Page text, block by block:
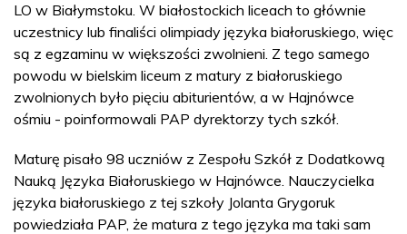
LO w Białymstoku. W białostockich liceach to głównie
uczestnicy lub finaliści olimpiady języka białoruskiego, więc
są z egzaminu w większości zwolnieni. Z tego samego
powodu w bielskim liceum z matury z białoruskiego
zwolnionych było pięciu abiturientów, a w Hajnówce
ośmiu - poinformowali PAP dyrektorzy tych szkół.
Maturę pisało 98 uczniów z Zespołu Szkół z Dodatkową
Nauką Języka Białoruskiego w Hajnówce. Nauczycielka
języka białoruskiego z tej szkoły Jolanta Grygoruk
powiedziała PAP, że matura z tego języka ma taki sam